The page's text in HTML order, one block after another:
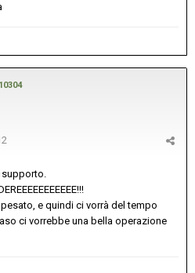
10304
supporto.
e quindi ci vorrà del tempo
ci vorrebbe una bella operazione